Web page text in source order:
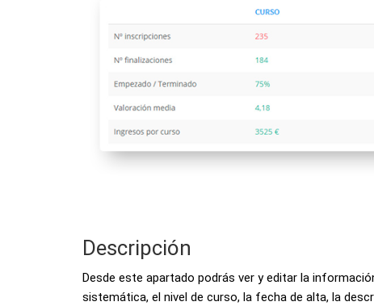
Descripción
Desde este apartado podrás ver y editar la
sistemática, el nivel de curso, la fecha de alta, la